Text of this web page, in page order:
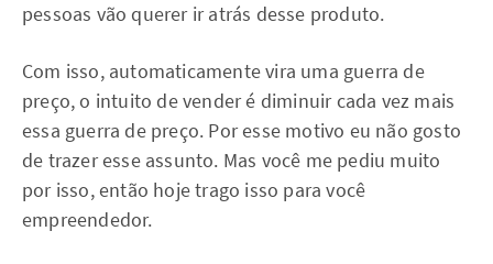
pessoas vão querer ir atrás desse produto.
Com isso, automaticamente vira uma guerra de
preço, o intuito de vender é diminuir cada vez mais
essa guerra de preço. Por esse motivo eu não gosto
de trazer esse assunto. Mas você me pediu muito
por isso, então hoje trago isso para você
empreendedor.